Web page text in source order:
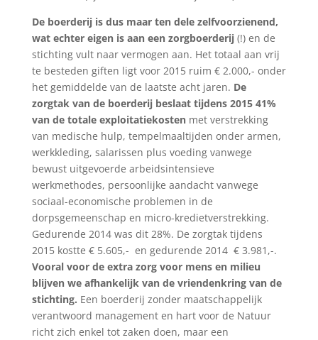
De boerderij is dus maar ten dele zelfvoorzienend,
wat echter eigen is aan een zorgboerderij(!) en de
stichting vult naar vermogen aan. Het totaal aan vrij
te besteden giften ligt voor 2015 ruim € 2.000,- onder
het gemiddelde van de laatste acht jaren. De
zorgtak van de boerderij beslaat tijdens 2015 41%
van de totale exploitatiekostenmet verstrekking
van medische hulp, tempelmaaltijden onder armen,
werkkleding, salarissen plus voeding vanwege
bewust uitgevoerde arbeidsintensieve
werkmethodes, persoonlijke aandacht vanwege
sociaal-economische problemen in de
dorpsgemeenschap en micro-kredietverstrekking.
Gedurende 2014 was dit 28%. De zorgtak tijdens
2015 kostte € 5.605,- en gedurende 2014 € 3.981,-.
Vooral voor de extra zorg voor mens en milieu
blijven we afhankelijk van de vriendenkring van de
stichting. Een boerderij zonder maatschappelijk
verantwoord management en hart voor de Natuur
richt zich enkel tot zaken doen, maar een